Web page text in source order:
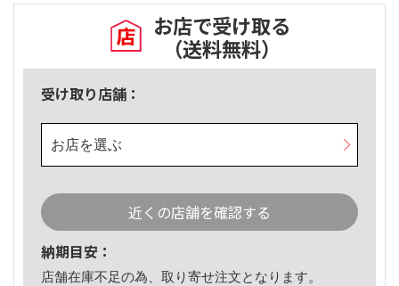
お店で受け取る
（送料無料）
受け取り店舗：
お店を選ぶ
近くの店舗を確認する
納期目安：
店舗在庫不足の為、取り寄せ注文となります。